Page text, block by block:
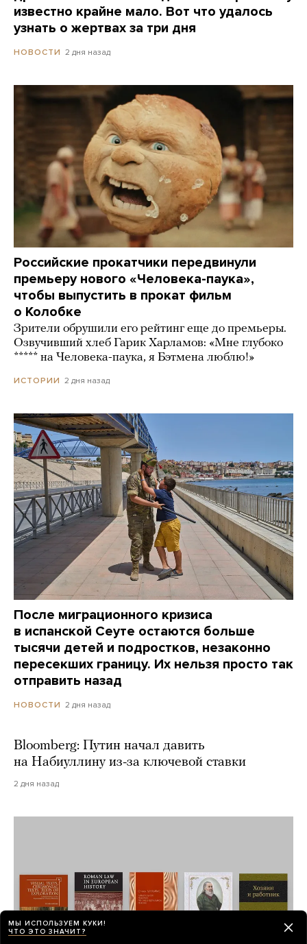
известно крайне мало. Вот что удалось
узнать о жертвах за три дня
НОВОСТИ 2 дня назад
Российские прокатчики передвинули
премьеру нового «Человека-паука»,
чтобы выпустить в прокат фильм
о Колобке
Зрители обрушили его рейтинг еще до премьеры.
Озвучивший хлеб Гарик Харламов: «Мне глубоко
***** на Человека-паука, я Бэтмена люблю!»
ИСТОРИИ 2 дня назад
После миграционного кризиса
в испанской Сеуте остаются больше
тысячи детей и подростков, незаконно
пересекших границу. Их нельзя просто так
отправить назад
НОВОСТИ 2 дня назад
Bloomberg: Путин начал давить
на Набиуллину из-за ключевой ставки
2 дня назад
МЫ ИСПОЛЬЗУЕМ КУКИ!
ЧТО ЭТО ЗНАЧИТ?